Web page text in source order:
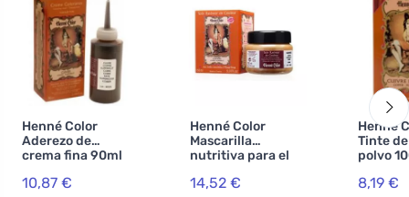
Henné Color
Aderezo de
crema fina 90ml
10,87 €
Henné Color
Mascarilla
nutritiva para el
Cobre
14,52 €
Henné
Tinte
polvo
8,19 €